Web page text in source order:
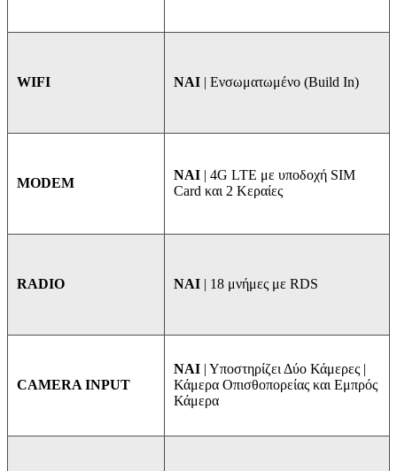
WIFI ΝΑΙ | Ενσωματωμένο (Build In)
MODEM
NAI | 4G LTE με υποδοχή SIM
Card και 2 Κεραίες
RADIO ΝΑΙ | 18 μνήμες με RDS
CAMERA INPUT
ΝΑΙ | Υποστηρίζει Δύο Κάμερες |
Κάμερα Οπισθοπορείας και Εμπρός
Κάμερα